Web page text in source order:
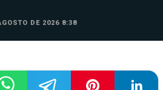
DE 2026 8:38